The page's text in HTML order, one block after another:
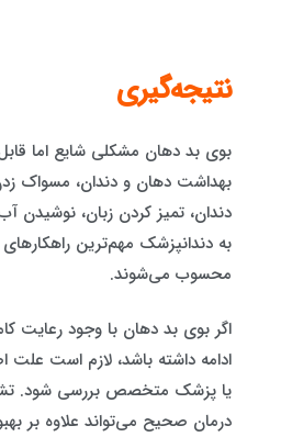
نتیجه‌گیری
بوی بد دهان مشکلی شایع اما
بهداشت دهان و دندان، مسواک
دندان، تمیز کردن زبان، نوشیدن
به دندانپزشک مهم‌ترین
محسوب می‌شوند.
اگر بوی بد دهان با وجود رعایت
ادامه داشته باشد، لازم است
یا پزشک متخصص بررسی شود.
درمان صحیح می‌تواند علاوه بر